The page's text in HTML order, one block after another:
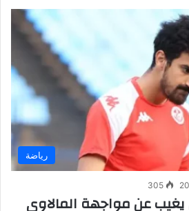
رياضة
305
عن مواجهة المالاوي